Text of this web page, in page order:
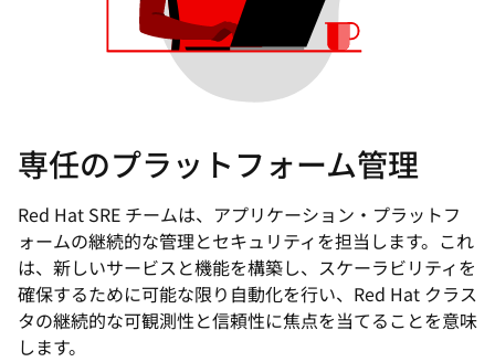
専任のプラットフォーム管理
Red Hat SRE チームは、アプリケーション・プラットフ
ォームの継続的な管理とセキュリティを担当します。これ
は、新しいサービスと機能を構築し、スケーラビリティを
確保するために可能な限り自動化を行い、Red Hat クラス
タの継続的な可観測性と信頼性に焦点を当てることを意味
します。